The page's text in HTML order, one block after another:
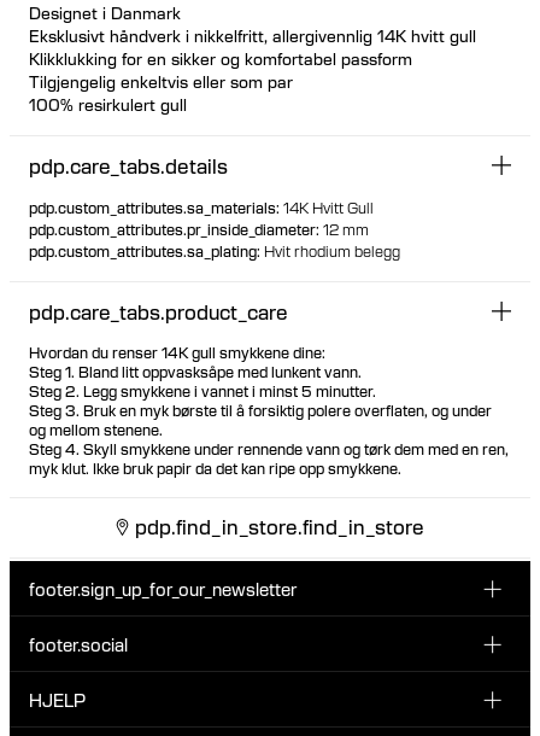
Designet i Danmark
Eksklusivt håndverk i nikkelfritt, allergivennlig 14K hvitt gull
Klikklukking for en sikker og komfortabel passform
Tilgjengelig enkeltvis eller som par
100% resirkulert gull
pdp.care_tabs.details
pdp.custom_attributes.sa_materials: 14K Hvitt Gull
pdp.custom_attributes.pr_inside_diameter: 12 mm
pdp.custom_attributes.sa_plating: Hvit rhodium belegg
pdp.care_tabs.product_care
Hvordan du renser 14K gull smykkene dine:
Steg 1. Bland litt oppvasksåpe med lunkent vann.
Steg 2. Legg smykkene i vannet i minst 5 minutter.
Steg 3. Bruk en myk børste til å forsiktig polere overflaten, og under
og mellom stenene.
Steg 4. Skyll smykkene under rennende vann og tørk dem med en ren,
myk klut. Ikke bruk papir da det kan ripe opp smykkene.
pdp.find_in_store.find_in_store
footer.sign_up_for_our_newsletter
Registrer deg for vårt nyhetsbrev og bli den første som blir
footer.social
INSTAGRAM
HJELP